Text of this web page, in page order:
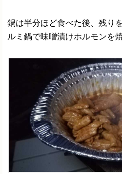
鍋は半分ほど食べた後、残り
ルミ鍋で味噌漬けホルモンを